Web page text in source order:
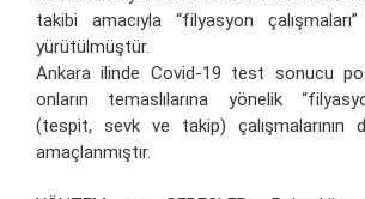
takibi amacıyla “filyasyon
yürütülmüştür.
Ankara ilinde Covid-19 test sonucu
onların temaslılarına yönelik
(tespit, sevk ve takip) çalışmalarının
amaçlanmıştır.